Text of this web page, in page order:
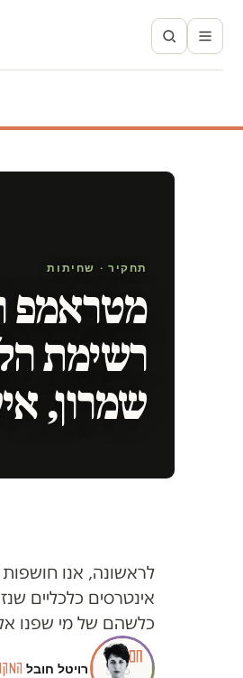
תחקיר · שחיתות
מטראמפ
רשימת
שמרון,
לראשונה, אנו
אינטרסים כלכליים
כלשהם של מי שפנו
רויטל חובל·